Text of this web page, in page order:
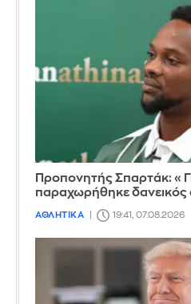
Προπονητής Σπαρτάκ:
παραχωρήθηκε δανεικός
ΑΘΛΗΤΙΚΑ 19:41, 07.08.2026